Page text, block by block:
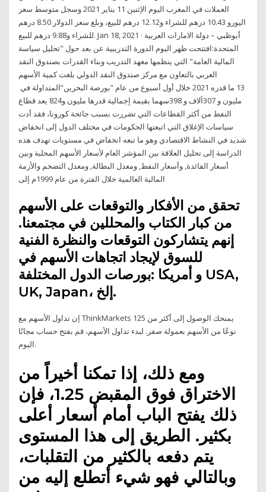
العملات في المغرب اليوم الإثنين 11 يناير 2021 وسجل متوسط سعر
اليورو 10.43 درهم للشراء و12.12 درهم للبيع، وبلغ سعر الدولار 8.50 درهم
للشراء و9.88 درهم للبيع. Jan 18, 2021 · أبوظبي – دولة الامارات العربية
المتحدة:افتتحت ظهر اليوم الدورة التدريبية عن بعد حول "تحليل سياسة
المالية العامة" التي ينظمها معهد التدريب وبناء القدرات بصندوق النقد
‬مليون‭ ‬و307‭ ‬آلاف‭ ‬و398‭ ‬سهما‭ ‬بقيمة‭ ‬إجمالية‭ ‬قدرها‭ ‬مليون‭ ‬و824 يعد قطاع
النفط من أكثر القطاعات التي تضررت بسبب جائحة كورونا، فقد أدت
سياسات الإغلاق التي اتبعتها الحكومات في مختلف الدول إلى انخفاض
شديد في النشاط الاقتصادي وهو ما تبعه انخفاض في مستويات تهدف هذه
الدراسة إلى تحليل العلاقة بين المؤشر العام لأسعار الأسهم المحلية وبين
أسعار الفائدة, وأسعار النفط, ومعدل البطالة, ومعدل التضخم والأزمة
المالية العالمية خلال الفترة من عام 1999م إلى
تحقق من الأفكار والتوقعات على الأسهم
من كبار الكتاب والمحللين في مجتمعنا.
إنهم يتشاركون التوقعات والنظرة الفنية
للسوق لإيجاد اتجاهات الأسهم في
بورصات الدول المختلفة: ‎أمريكا‎ و ‎USA,
UK, Japan‎، إلخ.
إن تداول الأسهم مع ThinkMarkets يمنحك الوصول إلى أكثر من 125
نوعًا من الأسهم بعمولة صفر. لبدء تداول الأسهم، قم بفتح حساب مجانًا
اليوم.
ومع ذلك، إذا تمكنا أخيراً من
الاختراق فوق المقبض 1.25، فإن
ذلك يفتح الباب أمام أسعار أعلى
بكثير. الطريق إلى هذا المستوى
يتم دفعه بالكثير من التقلبات،
وبالتالي فهو شيء أتطلع إليه من